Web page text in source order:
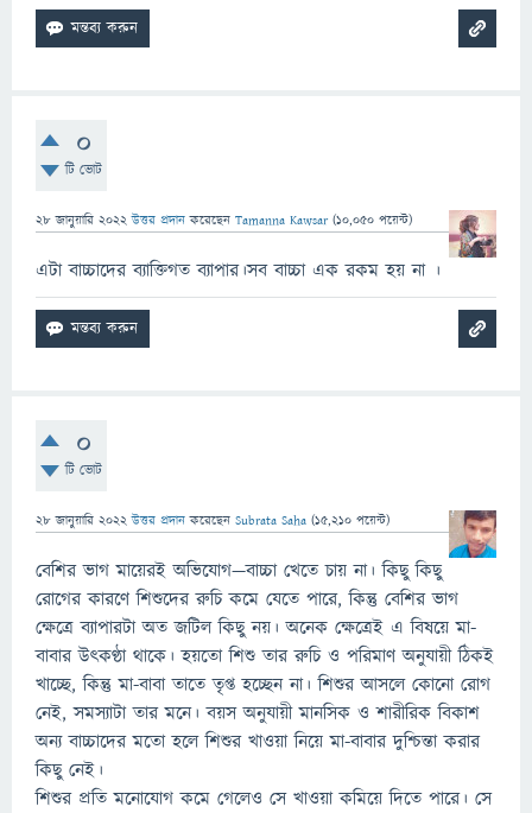
0
টি ভোট
28 জানুয়ারি 2022 উত্তর প্রদান করেছেন Tamanna Kawsar (10,050 পয়েন্ট)
এটা বাচ্চাদের ব্যাক্তিগত ব্যাপার।সব বাচ্চা এক রকম হয় না ।
0
টি ভোট
28 জানুয়ারি 2022 উত্তর প্রদান করেছেন Subrata Saha (15,210 পয়েন্ট)
বেশির ভাগ মায়েরই অভিযোগ—বাচ্চা খেতে চায় না। কিছু কিছু
রোগের কারণে শিশুদের রুচি কমে যেতে পারে, কিন্তু বেশির ভাগ
ক্ষেত্রে ব্যাপারটা অত জটিল কিছু নয়। অনেক ক্ষেত্রেই এ বিষয়ে মা-
বাবার উৎকণ্ঠা থাকে। হয়তো শিশু তার রুচি ও পরিমাণ অনুযায়ী ঠিকই
খাচ্ছে, কিন্তু মা-বাবা তাতে তৃপ্ত হচ্ছেন না। শিশুর আসলে কোনো রোগ
নেই, সমস্যাটা তার মনে। বয়স অনুযায়ী মানসিক ও শারীরিক বিকাশ
অন্য বাচ্চাদের মতো হলে শিশুর খাওয়া নিয়ে মা-বাবার দুশ্চিন্তা করার
কিছু নেই।
শিশুর প্রতি মনোযোগ কমে গেলেও সে খাওয়া কমিয়ে দিতে পারে। সে